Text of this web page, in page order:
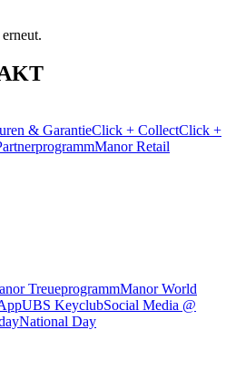
& GarantieClick + CollectClick +
Manor Retail
TreueprogrammManor World
UBS KeyclubSocial Media @
National Day